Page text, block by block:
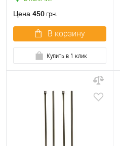
Цена 450 грн.
В корзину
Купить в 1 клик